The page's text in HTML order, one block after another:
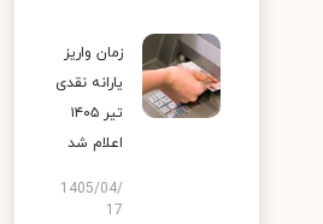
زمان واریز
یارانه نقدی
تیر ۱۴۰۵
اعلام شد
1405/04/
17